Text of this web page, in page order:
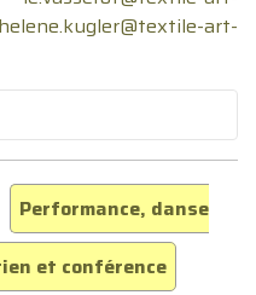
helene.kugler@textile-art-
Performance, danse
et conférence